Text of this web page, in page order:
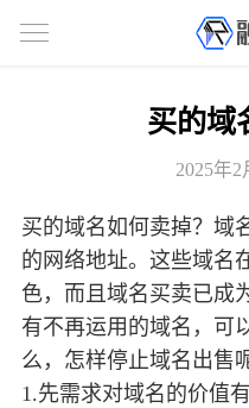
买的域
2025年2
买的域名如何卖掉？域
的网络地址。这些域名
色，而且域名买卖已成
有不再运用的域名，可
么，怎样停止域名出售
1.先需求对域名的价值